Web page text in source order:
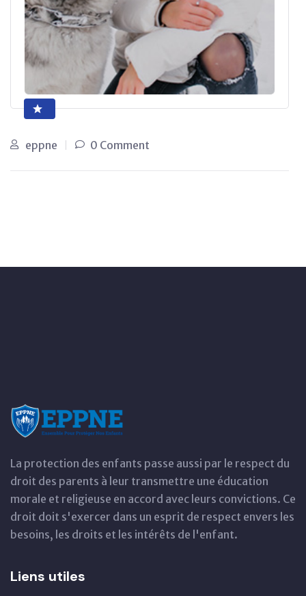
eppne 0 Comment
La protection des enfants passe aussi par le respect du
droit des parents à leur transmettre une éducation
morale et religieuse en accord avec leurs convictions. Ce
droit doit s'exercer dans un esprit de respect envers les
besoins, les droits et les intérêts de l'enfant.
Liens utiles